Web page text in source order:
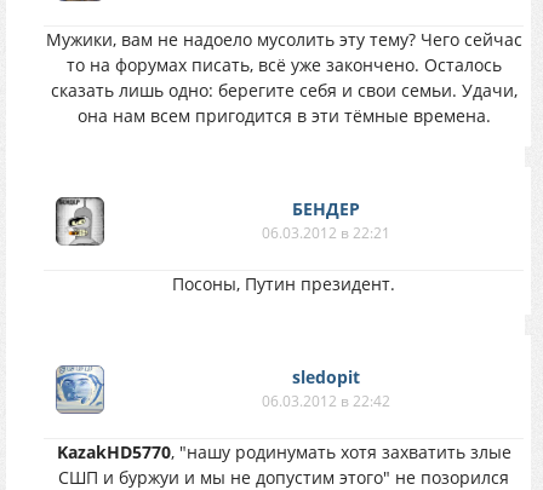
Мужики, вам не надоело мусолить эту тему? Чего сейчас
то на форумах писать, всё уже закончено. Осталось
сказать лишь одно: берегите себя и свои семьи. Удачи,
она нам всем пригодится в эти тёмные времена.
БЕНДЕР
06.03.2012 в 22:21
Посоны, Путин президент.
sledopit
06.03.2012 в 22:42
KazakHD5770, "нашу родинумать хотя захватить злые
СШП и буржуи и мы не допустим этого" не позорился